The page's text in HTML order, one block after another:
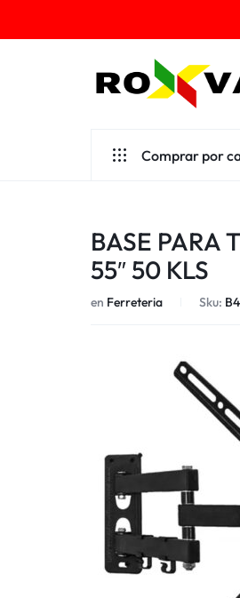
¡MÁS
MENOS!
Comprar por
Cafetería
Escolares
Desechables
Herramientas
Papelería
Tecnología
Todas las
BASE PARA
55″ 50 KLS
en Ferreteria Sku: